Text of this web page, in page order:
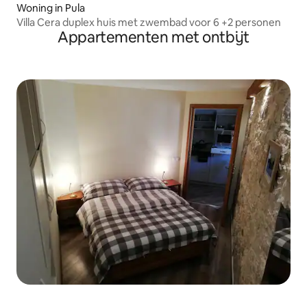
Woning in Pula
Villa Cera duplex huis met zwembad voor 6 +2 personen
Appartementen met ontbijt